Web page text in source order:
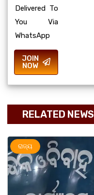
Delivered To
You Via
WhatsApp
JOIN
NOW
RELATED NEWS
ରାଜ୍ୟ